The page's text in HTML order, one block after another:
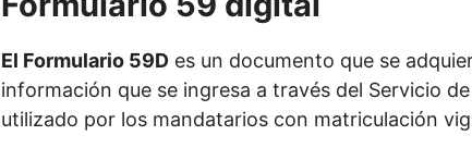
El Formulario 59Des un documento que se
información que se ingresa a través del Servicio
utilizado por los mandatarios con matriculación